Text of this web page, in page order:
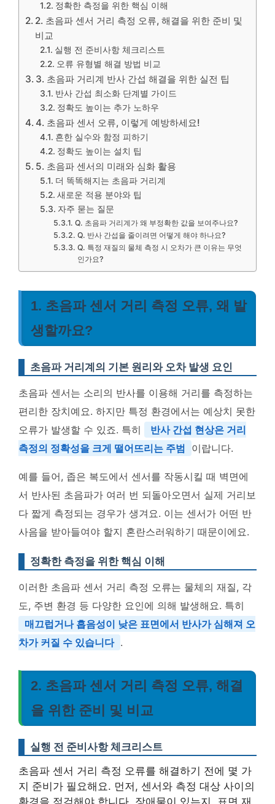
정확한 측정을 위한 핵심 이해
2. 초음파 센서 거리 측정 오류, 해결을 위한 준비 및
비교
실행 전 준비사항 체크리스트
오류 유형별 해결 방법 비교
3. 초음파 거리계 반사 간섭 해결을 위한 실전 팁
반사 간섭 최소화 단계별 가이드
정확도 높이는 추가 노하우
4. 초음파 센서 오류, 이렇게 예방하세요!
흔한 실수와 함정 피하기
정확도 높이는 설치 팁
5. 초음파 센서의 미래와 심화 활용
더 똑똑해지는 초음파 거리계
새로운 적용 분야와 팁
자주 묻는 질문
Q. 초음파 거리계가 왜 부정확한 값을 보여주나요?
Q. 반사 간섭을 줄이려면 어떻게 해야 하나요?
Q. 특정 재질의 물체 측정 시 오차가 큰 이유는 무엇
인가요?
1. 초음파 센서 거리 측정 오류, 왜 발
생할까요?
초음파 거리계의 기본 원리와 오차 발생 요인
초음파 센서는 소리의 반사를 이용해 거리를 측정하는
편리한 장치예요. 하지만 특정 환경에서는 예상치 못한
오류가 발생할 수 있죠. 특히
반사 간섭 현상은 거리
측정의 정확성을 크게 떨어뜨리는 주범
이랍니다.
예를 들어, 좁은 복도에서 센서를 작동시킬 때 벽면에
서 반사된 초음파가 여러 번 되돌아오면서 실제 거리보
다 짧게 측정되는 경우가 생겨요. 이는 센서가 어떤 반
사음을 받아들여야 할지 혼란스러워하기 때문이에요.
정확한 측정을 위한 핵심 이해
이러한 초음파 센서 거리 측정 오류는 물체의 재질, 각
도, 주변 환경 등 다양한 요인에 의해 발생해요. 특히
매끄럽거나 흡음성이 낮은 표면에서 반사가 심해져 오
차가 커질 수 있습니다 .
2. 초음파 센서 거리 측정 오류, 해결
을 위한 준비 및 비교
실행 전 준비사항 체크리스트
초음파 센서 거리 측정 오류를 해결하기 전에 몇 가
지 준비가 필요해요. 먼저, 센서와 측정 대상 사이의
환경을 점검해야 합니다. 장애물이 있는지, 표면 재